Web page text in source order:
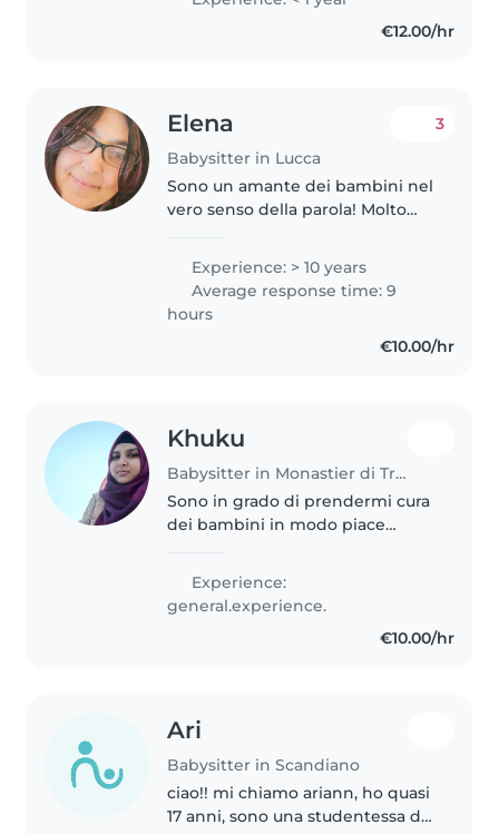
Italia alla figlia dei miei vicini:
€12.00/hr
Elena
Babysitter in Lucca
3
Sono un amante dei bambini nel
vero senso della parola! Molto
solare. Dotata di molta creativita'
e voglia di giocare. Esperienza
decennale con possibilita'..
Experience: > 10 years
Average response time: 9
hours
€10.00/hr
Khuku
Babysitter in Monastier di Treviso
Sono in grado di prendermi cura
dei bambini in modo piace
sorridere e renderli un figlio
piccolo, quindi so benissimo
come prendermi cura dei
Experience:
general.experience.
€10.00/hr
Ari
Babysitter in Scandiano
ciao!! mi chiamo ariann, ho quasi
17 anni, sono una studentessa del